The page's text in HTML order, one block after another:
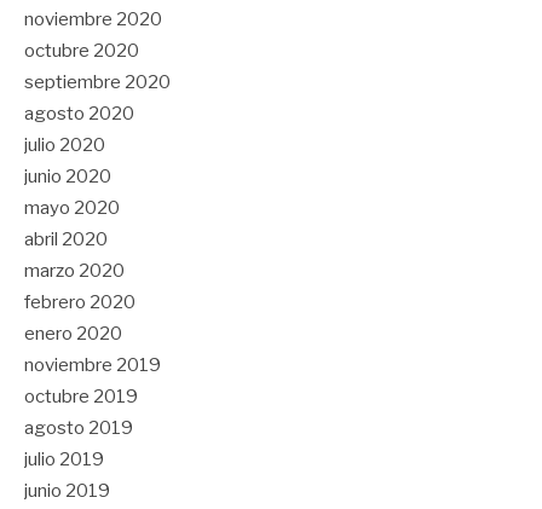
noviembre 2020
octubre 2020
septiembre 2020
agosto 2020
julio 2020
junio 2020
mayo 2020
abril 2020
marzo 2020
febrero 2020
enero 2020
noviembre 2019
octubre 2019
agosto 2019
julio 2019
junio 2019